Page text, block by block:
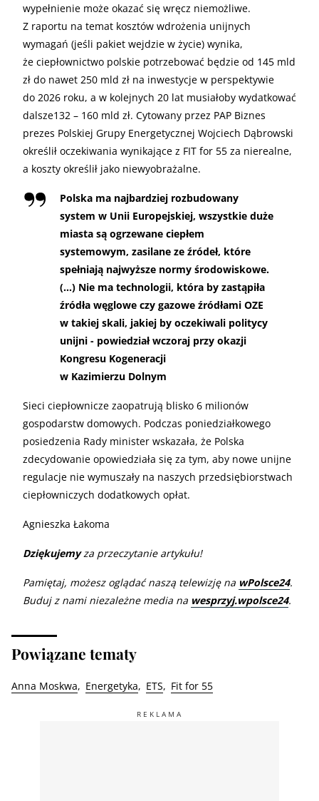
wypełnienie może okazać się wręcz niemożliwe.
Z raportu na temat kosztów wdrożenia unijnych
wymagań (jeśli pakiet wejdzie w życie) wynika,
że ciepłownictwo polskie potrzebować będzie od 145 mld
zł do nawet 250 mld zł na inwestycje w perspektywie
do 2026 roku, a w kolejnych 20 lat musiałoby wydatkować
dalsze132 – 160 mld zł. Cytowany przez PAP Biznes
prezes Polskiej Grupy Energetycznej Wojciech Dąbrowski
określił oczekiwania wynikające z FIT for 55 za nierealne,
a koszty określił jako niewyobrażalne.
Polska ma najbardziej rozbudowany
system w Unii Europejskiej, wszystkie duże
miasta są ogrzewane ciepłem
systemowym, zasilane ze źródeł, które
spełniają najwyższe normy środowiskowe.
(…) Nie ma technologii, która by zastąpiła
źródła węglowe czy gazowe źródłami OZE
w takiej skali, jakiej by oczekiwali politycy
unijni - powiedział wczoraj przy okazji
Kongresu Kogeneracji
w Kazimierzu Dolnym
Sieci ciepłownicze zaopatrują blisko 6 milionów
gospodarstw domowych. Podczas poniedziałkowego
posiedzenia Rady minister wskazała, że Polska
zdecydowanie opowiedziała się za tym, aby nowe unijne
regulacje nie wymuszały na naszych przedsiębiorstwach
ciepłowniczych dodatkowych opłat.
Agnieszka Łakoma
Dziękujemyza przeczytanie artykułu!
Pamiętaj, możesz oglądać naszą telewizję na wPolsce24.
Buduj z nami niezależne media na wesprzyj.wpolsce24.
Powiązane tematy
Anna Moskwa Energetyka ETS Fit for 55